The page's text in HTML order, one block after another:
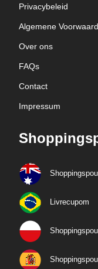
Privacybeleid
Algemene
Over ons
FAQs
Contact
Impressum
Livrecupom